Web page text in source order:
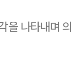
나타내며